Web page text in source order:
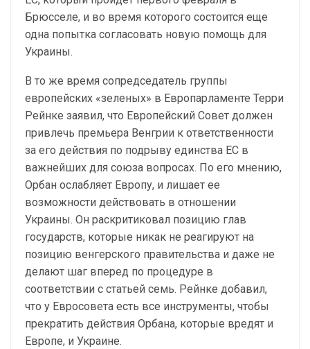
Брюсселе, и во время которого состоится еще
одна попытка согласовать новую помощь для
Украины.
В то же время сопредседатель группы
европейских «зеленых» в Европарламенте Терри
Рейнке заявил, что Европейский Совет должен
привлечь премьера Венгрии к ответственности
за его действия по подрыву единства ЕС в
важнейших для союза вопросах. По его мнению,
Орбан ослабляет Европу, и лишает ее
возможности действовать в отношении
Украины. Он раскритиковал позицию глав
государств, которые никак не реагируют на
позицию венгерского правительства и даже не
делают шаг вперед по процедуре в
соответствии с статьей семь. Рейнке добавил,
что у Евросовета есть все инструменты, чтобы
прекратить действия Орбана, которые вредят и
Европе, и Украине.